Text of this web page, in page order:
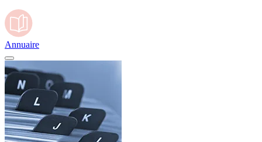
Annuaire